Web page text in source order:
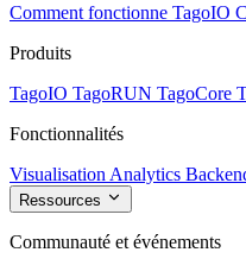
Comment fonctionne TagoIO
Produits
TagoIO TagoRUN TagoCore
Fonctionnalités
Visualisation Analytics
Ressources
Communauté et événements